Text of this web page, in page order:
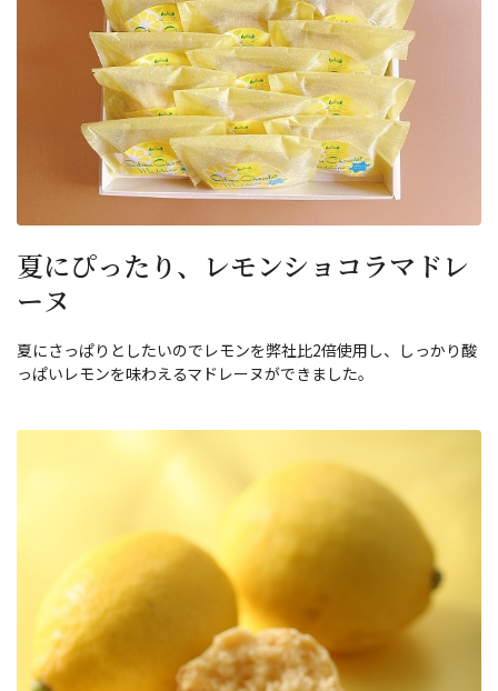
夏にぴったり、レモンショコラマドレ
ーヌ
夏にさっぱりとしたいのでレモンを弊社比2倍使用し、しっかり酸
っぱいレモンを味わえるマドレーヌができました。